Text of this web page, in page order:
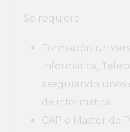
Se requiere:
Formación
Informática,
asegurando unos
de informática
CAP o Master de